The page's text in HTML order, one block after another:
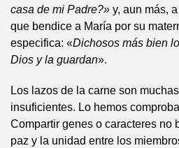
casa de mi Padre?» y, aun más,
que bendice a María por su
especifica: «Dichosos más bien
Dios y la guardan».
Los lazos de la carne son
insuficientes. Lo hemos
Compartir genes o caracteres no
paz y la unidad entre los